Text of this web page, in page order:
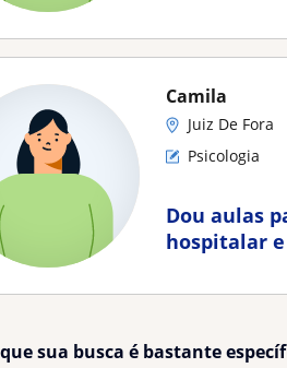
Camila
Juiz De Fora
Psicologia
Dou aulas
hospitalar
sua busca é bastante